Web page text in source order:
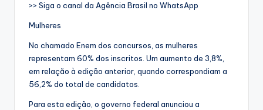
>> Siga o canal da Agência Brasil no WhatsApp
Mulheres
No chamado Enem dos concursos, as mulheres
representam 60% dos inscritos. Um aumento de 3,8%,
em relação à edição anterior, quando correspondiam a
56,2% do total de candidatos.
Para esta edição, o governo federal anunciou a